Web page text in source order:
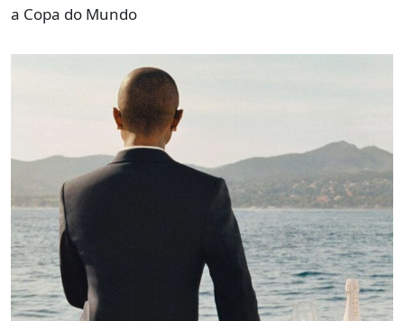
a Copa do Mundo